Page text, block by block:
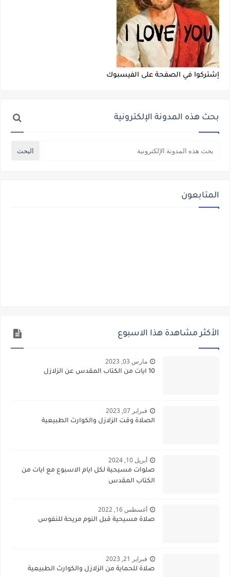
إشتركوا في الصفحة على الفيسبوك
بحث هذه المدونة الإلكترونية
المتابعون
الأكثر مشاهدة هذا الاسبوع
مارس 03, 2023
10 ايات من الكتاب المقدس عن الزلازل
فبراير 07, 2023
الصلاة وقت الزلازل والكوارث الطبيعية
أبريل 10, 2024
صلوات مسيحية لكل ايام الاسبوع مع ايات من
الكتاب المقدس
أغسطس 16, 2022
صلاة مسيحية قبل النوم مريحة للنفوس
فبراير 21, 2023
صلاة للحماية من الزلازل والكوارث الطبيعية